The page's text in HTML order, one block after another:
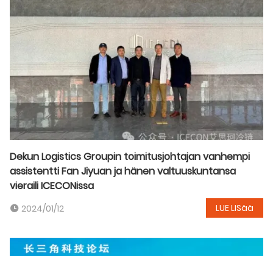
Dekun Logistics Groupin toimitusjohtajan vanhempi
assistentti Fan Jiyuan ja hänen valtuuskuntansa
vieraili ICECONissa
2024/01/12 LUE LISää